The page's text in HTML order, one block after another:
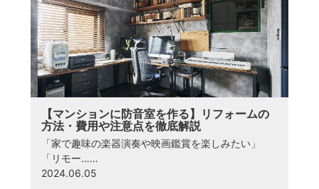
【マンションに防音室を作る】リフォームの
方法・費用や注意点を徹底解説
「家で趣味の楽器演奏や映画鑑賞を楽しみたい」
「リモー……
2024.06.05